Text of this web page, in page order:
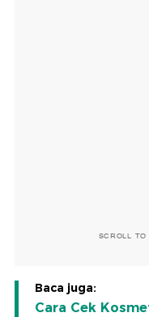
SCROLL
Baca juga:
Cara Cek